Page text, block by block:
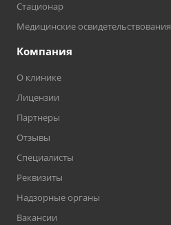
Стационар
Медицинские освидетельствования
Компания
О клинике
Лицензии
Партнеры
Отзывы
Специалисты
Реквизиты
Надзорные органы
Вакансии